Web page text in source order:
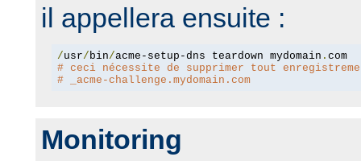
il appellera ensuite :
/usr/ bin/acme-setup-dns teardown mydomain .
com
# ceci nécessite de supprimer tout
# _acme-challenge.mydomain.com
Monitoring